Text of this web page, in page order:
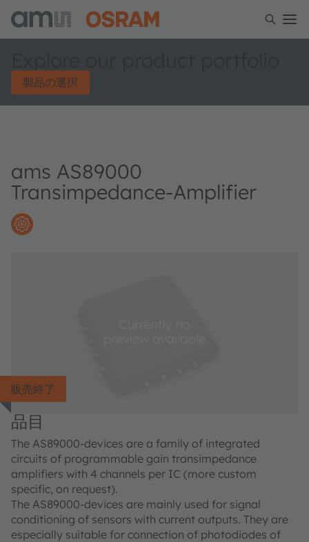
製品の選択
ams AS89000
Transimpedance-Amplifier
販売終了
品目
The AS89000-devices are a family of integrated
circuits of programmable gain transimpedance
amplifiers with 4 channels per IC (more custom
specific, on request).
The AS89000-devices are mainly used for signal
conditioning of sensors with current outputs. They are
especially suitable for connection of photodiodes of